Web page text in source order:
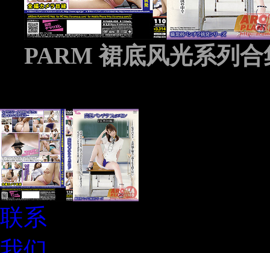
PARM 裙底风光系列合
联系